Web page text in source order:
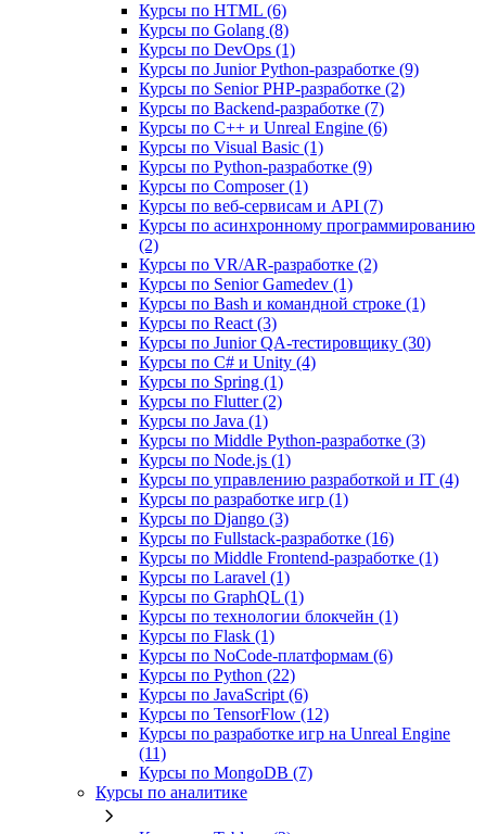
Курсы по HTML (6)
Курсы по Golang (8)
Курсы по DevOps (1)
Курсы по Junior Python-разработке (9)
Курсы по Senior PHP-разработке (2)
Курсы по Backend‑разработке (7)
Курсы по C++ и Unreal Engine (6)
Курсы по Visual Basic (1)
Курсы по Python-разработке (9)
Курсы по Composer (1)
Курсы по веб‑сервисам и API (7)
Курсы по асинхронному программированию
(2)
Курсы по VR/AR‑разработке (2)
Курсы по Senior Gamedev (1)
Курсы по Bash и командной строке (1)
Курсы по React (3)
Курсы по Junior QA-тестировщику (30)
Курсы по C# и Unity (4)
Курсы по Spring (1)
Курсы по Flutter (2)
Курсы по Java (1)
Курсы по Middle Python-разработке (3)
Курсы по Node.js (1)
Курсы по управлению разработкой и IT (4)
Курсы по разработке игр (1)
Курсы по Django (3)
Курсы по Fullstack‑разработке (16)
Курсы по Middle Frontend-разработке (1)
Курсы по Laravel (1)
Курсы по GraphQL (1)
Курсы по технологии блокчейн (1)
Курсы по Flask (1)
Курсы по NoCode‑платформам (6)
Курсы по Python (22)
Курсы по JavaScript (6)
Курсы по TensorFlow (12)
Курсы по разработке игр на Unreal Engine
(11)
Курсы по MongoDB (7)
Курсы по аналитике